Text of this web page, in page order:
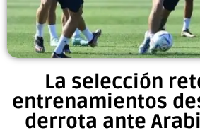
La selección
entrenamientos
derrota ante